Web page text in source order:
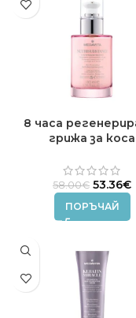
8 часа
грижа за коса
100 мл.
58.00€ Original
price
was:
53.36€
ПОРЪЧАЙ